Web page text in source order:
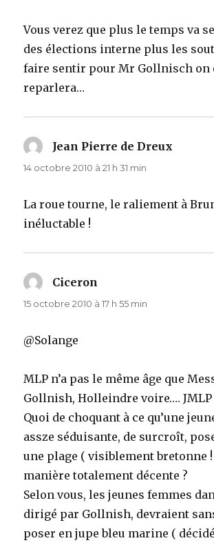
Vous verez que plus le temps va
des élections interne plus les
faire sentir pour Mr Gollnisch on
reparlera…
Jean Pierre de Dreux
14 octobre 2010 à 21 h 31 min
La roue tourne, le raliement à
inéluctable !
Ciceron
15 octobre 2010 à 17 h 55 min
@Solange
MLP n’a pas le même âge que
Gollnish, Holleindre voire…. JMLP
Quoi de choquant à ce qu’une
assze séduisante, de surcroît,
une plage ( visiblement bretonne !
manière totalement décente ?
Selon vous, les jeunes femmes
dirigé par Gollnish, devraient
poser en jupe bleu marine (